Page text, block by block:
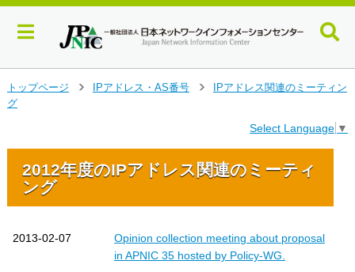
イ
ン
トップページ
IPアドレス・AS番号
IPアドレス関連のミーティン
グ
Select Language ▼
2012年度のIPアドレス関連のミーティ
ング
2013-02-07
Opinion collection meeting about proposal
in APNIC 35 hosted by Policy-WG.